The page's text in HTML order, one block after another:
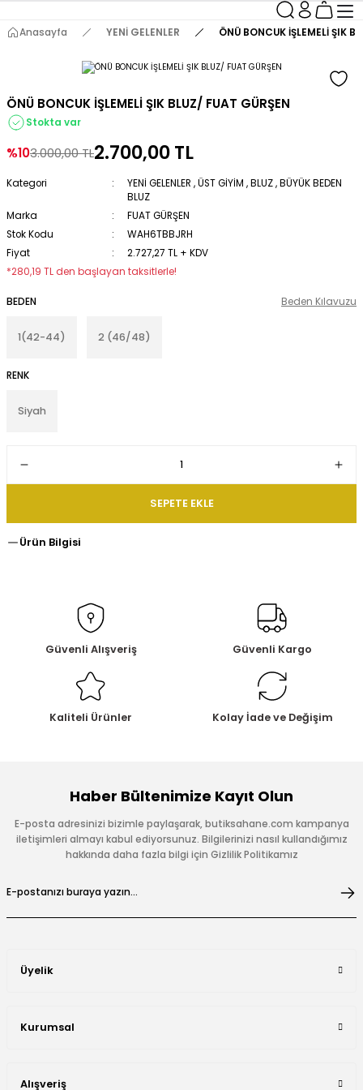
Anasayfa YENİ GELENLER ÖNÜ BONCUK İŞLEMELİ ŞIK
ÖNÜ BONCUK İŞLEMELİ ŞIK BLUZ/ FUAT GÜRŞEN
Stokta var
%103.000,00 TL2.700,00 TL
Kategori YENİ GELENLER ,ÜST GİYİM ,BLUZ ,BÜYÜK BEDEN
BLUZ
Marka
FUAT GÜRŞEN
Stok Kodu
WAH6TBBJRH
Fiyat
2.727,27 TL + KDV
*280,19 TL den başlayan taksitlerle!
BEDEN
1(42-44) 2 (46/48)
RENK
Siyah
Beden Kılavuzu
SEPETE EKLE
Ürün Bilgisi
Güvenli Alışveriş Güvenli Kargo
Kaliteli Ürünler Kolay İade ve Değişim
Haber Bültenimize Kayıt Olun
E-posta adresinizi bizimle paylaşarak, butiksahane.com kampanya
iletişimleri almayı kabul ediyorsunuz. Bilgilerinizi nasıl kullandığımız
hakkında daha fazla bilgi için Gizlilik Politikamız
Üyelik
Kurumsal
Alışveriş